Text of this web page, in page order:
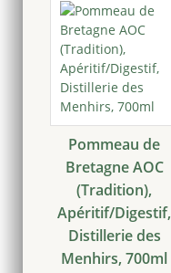
Pommeau de
Bretagne AOC
(Tradition),
Apéritif/Digestif,
Distillerie des
Menhirs, 700ml